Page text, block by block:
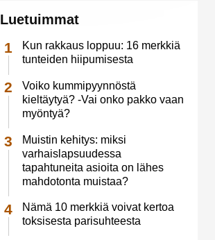
Luetuimmat
Kun rakkaus loppuu: 16 merkkiä
tunteiden hiipumisesta
Voiko kummipyynnöstä
kieltäytyä? -Vai onko pakko vaan
myöntyä?
Muistin kehitys: miksi
varhaislapsuudessa
tapahtuneita asioita on lähes
mahdotonta muistaa?
Nämä 10 merkkiä voivat kertoa
toksisesta parisuhteesta